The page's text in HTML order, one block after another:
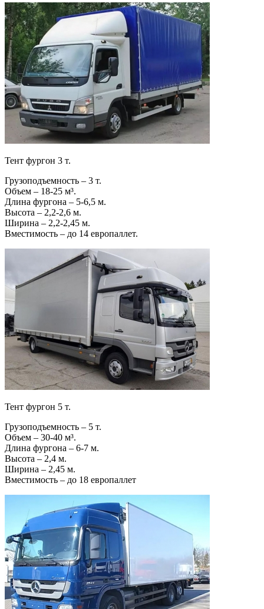
Тент фургон 3 т.
Грузоподъемность – 3 т.
Объем – 18-25 м³.
Длина фургона – 5-6,5 м.
Высота – 2,2-2,6 м.
Ширина – 2,2-2,45 м.
Вместимость – до 14 европаллет.
Тент фургон 5 т.
Грузоподъемность – 5 т.
Объем – 30-40 м³.
Длина фургона – 6-7 м.
Высота – 2,4 м.
Ширина – 2,45 м.
Вместимость – до 18 европаллет